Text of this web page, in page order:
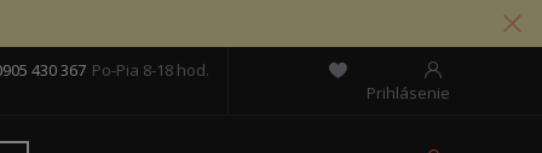
Prihlásenie
430 367 Po-Pia 8-18 hod.